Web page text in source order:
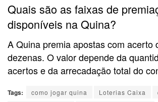
Quais são as faixas de
disponíveis na Quina?
A Quina premia apostas com acerto
dezenas. O valor depende da
acertos e da arrecadação total do
Tags: como jogar quina Loterias Caixa